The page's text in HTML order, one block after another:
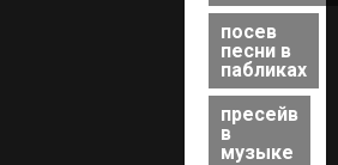
посев
песни в
пабликах
пресейв
в
музыке